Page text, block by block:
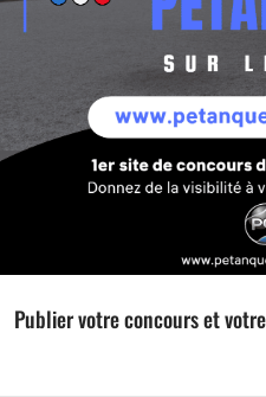
Publier votre concours et